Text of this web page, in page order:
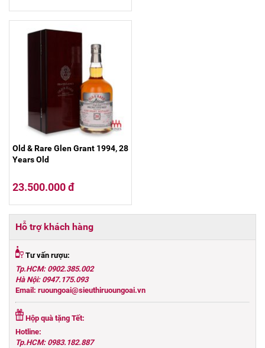
Old & Rare Glen Grant 1994, 28
Years Old
23.500.000 đ
Hỗ trợ khách hàng
Tư vấn rượu:
Tp.HCM: 0902.385.002
Hà Nội: 0947.175.093
Email: ruoungoai@sieuthiruoungoai.vn
Hộp quà tặng Tết:
Hotline:
Tp.HCM: 0983.182.887